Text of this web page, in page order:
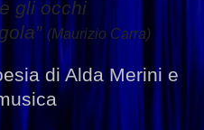
gli occhi
(Maurizio Carra)
di Alda Merini e